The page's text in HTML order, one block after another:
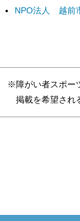
NPO法人 越前
※障がい者スポー
掲載を希望され